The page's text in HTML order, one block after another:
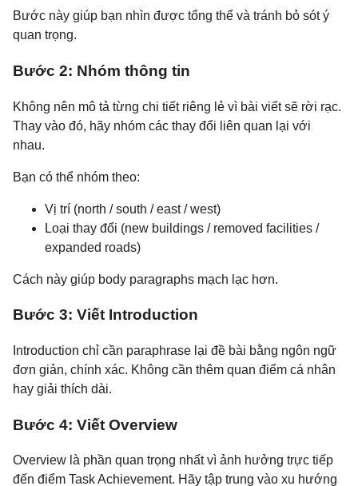
Bước này giúp bạn nhìn được tổng thể và tránh bỏ sót ý
quan trọng.
Bước 2: Nhóm thông tin
Không nên mô tả từng chi tiết riêng lẻ vì bài viết sẽ rời rạc.
Thay vào đó, hãy nhóm các thay đổi liên quan lại với
nhau.
Bạn có thể nhóm theo:
Vị trí (north / south / east / west)
Loại thay đổi (new buildings / removed facilities /
expanded roads)
Cách này giúp body paragraphs mạch lạc hơn.
Bước 3: Viết Introduction
Introduction chỉ cần paraphrase lại đề bài bằng ngôn ngữ
đơn giản, chính xác. Không cần thêm quan điểm cá nhân
hay giải thích dài.
Bước 4: Viết Overview
Overview là phần quan trọng nhất vì ảnh hưởng trực tiếp
đến điểm Task Achievement. Hãy tập trung vào xu hướng